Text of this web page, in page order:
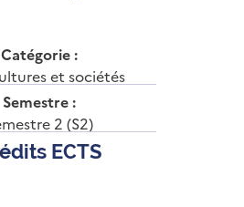
Catégorie :
et sociétés
Semestre :
2 (S2)
ECTS